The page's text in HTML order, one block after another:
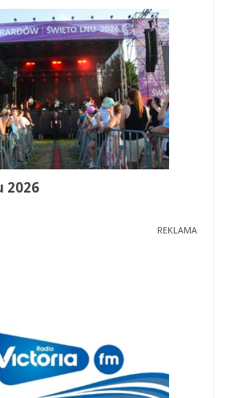
2026
REKLAMA